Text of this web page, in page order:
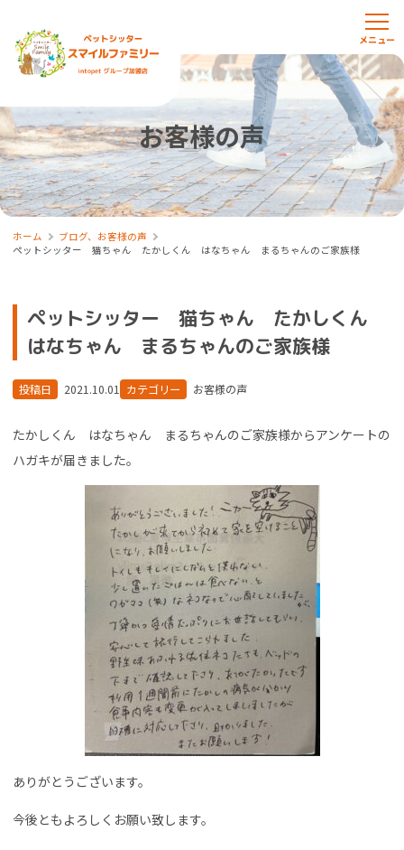
お客様の声
ホーム
ブログ、お客様の声
ペットシッター 猫ちゃん たかしくん はなちゃん まるちゃんのご家族様
ペットシッター 猫ちゃん たかしくん
はなちゃん まるちゃんのご家族様
投稿日 2021.10.01 カテゴリー お客様の声
たかしくん はなちゃん まるちゃんのご家族様からアンケートの
ハガキが届きました。
ありがとうございます。
今後ともよろしくお願い致します。